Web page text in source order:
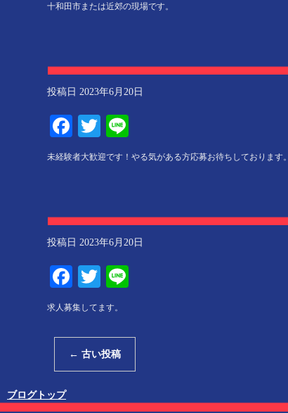
十和田市または近郊の現場です。
投稿日 2023年6月20日
Facebook
Twitter
未経験者大歓迎です！やる気がある方応募お待ちしております。
投稿日 2023年6月20日
Facebook
Twitter
求人募集してます。
← 古い投稿
ブログトップ